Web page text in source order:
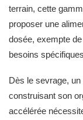
terrain, cette
proposer une
dosée, exempte
besoins
Dès le sevrage,
construisant son
accélérée